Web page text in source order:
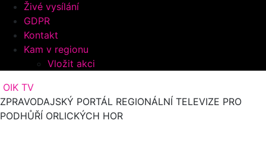
Živé vysílání
GDPR
Kontakt
Kam v regionu
Vložit akci
OIK TV
ZPRAVODAJSKÝ PORTÁL REGIONÁLNÍ TELEVIZE PRO
PODHŮŘÍ ORLICKÝCH HOR